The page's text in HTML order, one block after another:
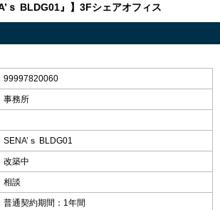
ｓ BLDG01』】3Fシェアオフィス
99997820060
事務所
SENA’ｓ BLDG01
改築中
相談
普通契約期間：1年間